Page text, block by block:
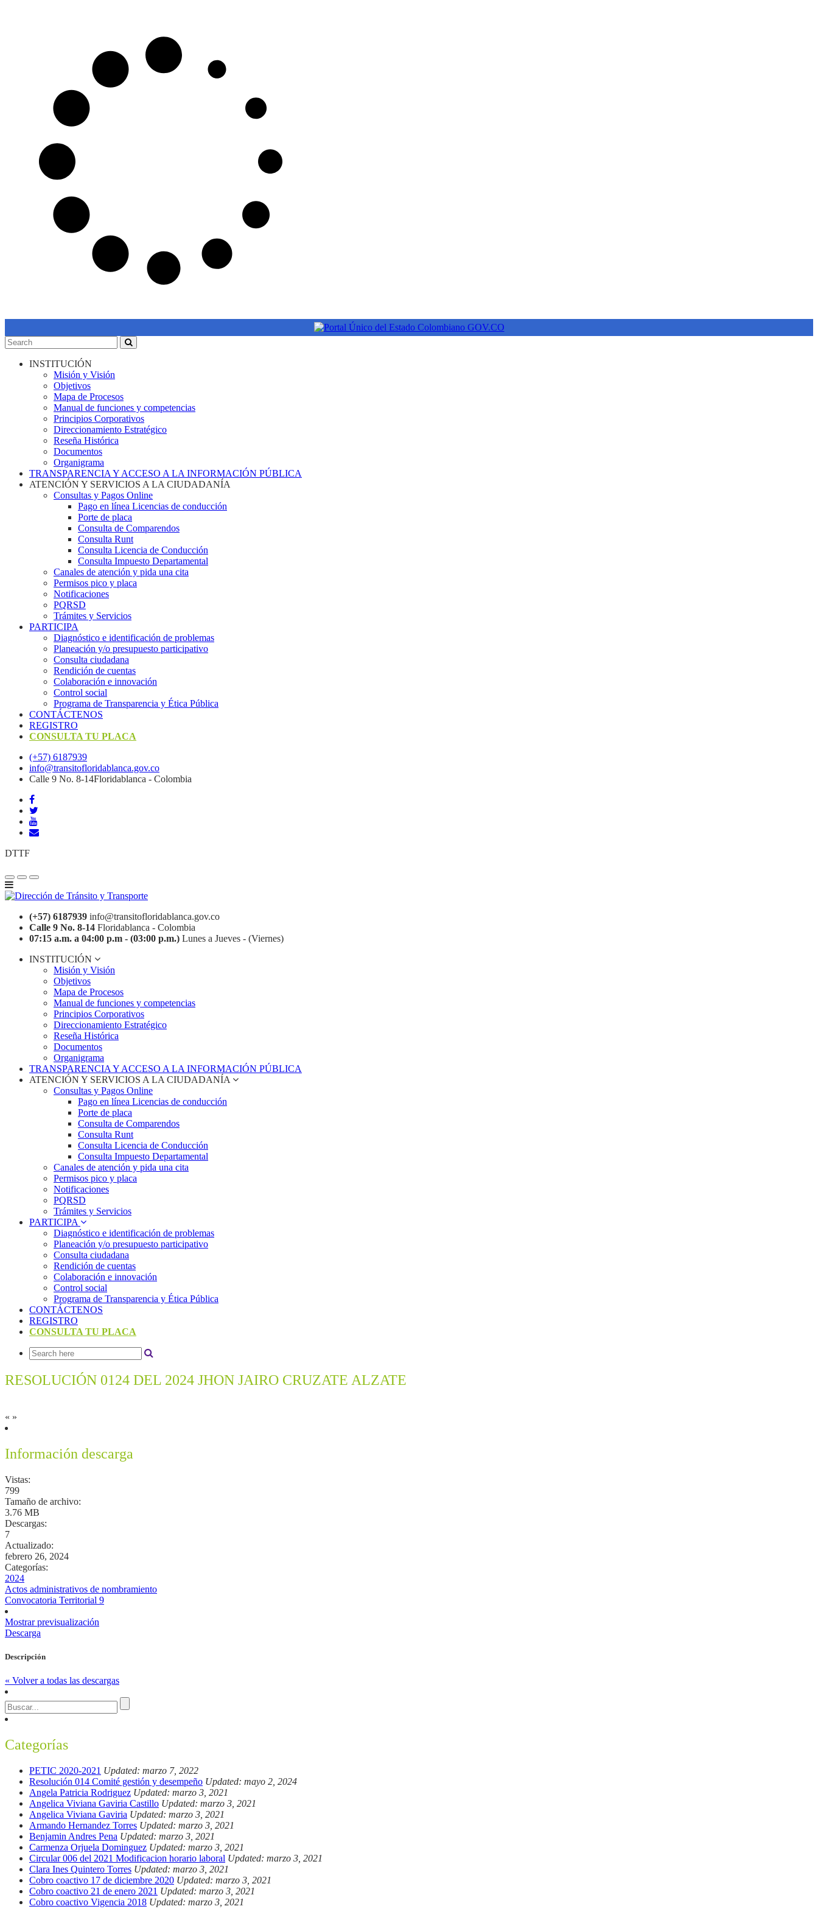
INSTITUCIÓN
Misión y Visión
Objetivos
Mapa de Procesos
Manual de funciones y competencias
Principios Corporativos
Direccionamiento Estratégico
Reseña Histórica
Documentos
Organigrama
TRANSPARENCIA Y ACCESO A LA INFORMACIÓN PÚBLICA
ATENCIÓN Y SERVICIOS A LA CIUDADANÍA
Consultas y Pagos Online
Pago en línea Licencias de conducción
Porte de placa
Consulta de Comparendos
Consulta Runt
Consulta Licencia de Conducción
Consulta Impuesto Departamental
Canales de atención y pida una cita
Permisos pico y placa
Notificaciones
PQRSD
Trámites y Servicios
PARTICIPA
Diagnóstico e identificación de problemas
Planeación y/o presupuesto participativo​
Consulta ciudadana
Rendición de cuentas
Colaboración e innovación
Control social
Programa de Transparencia y Ética Pública
CONTÁCTENOS
REGISTRO
CONSULTA TU PLACA
(+57) 6187939
info@transitofloridablanca.gov.co
Calle 9 No. 8-14Floridablanca - Colombia
DTTF
(+57) 6187939 info@transitofloridablanca.gov.co
Calle 9 No. 8-14 Floridablanca - Colombia
07:15 a.m. a 04:00 p.m - (03:00 p.m.) Lunes a Jueves - (Viernes)
INSTITUCIÓN
Misión y Visión
Objetivos
Mapa de Procesos
Manual de funciones y competencias
Principios Corporativos
Direccionamiento Estratégico
Reseña Histórica
Documentos
Organigrama
TRANSPARENCIA Y ACCESO A LA INFORMACIÓN PÚBLICA
ATENCIÓN Y SERVICIOS A LA CIUDADANÍA
Consultas y Pagos Online
Pago en línea Licencias de conducción
Porte de placa
Consulta de Comparendos
Consulta Runt
Consulta Licencia de Conducción
Consulta Impuesto Departamental
Canales de atención y pida una cita
Permisos pico y placa
Notificaciones
PQRSD
Trámites y Servicios
PARTICIPA
Diagnóstico e identificación de problemas
Planeación y/o presupuesto participativo​
Consulta ciudadana
Rendición de cuentas
Colaboración e innovación
Control social
Programa de Transparencia y Ética Pública
CONTÁCTENOS
REGISTRO
CONSULTA TU PLACA
RESOLUCIÓN 0124 DEL 2024 JHON JAIRO CRUZATE ALZATE
« »
Información descarga
Vistas:
799
Tamaño de archivo:
3.76 MB
Descargas:
7
Actualizado:
febrero 26, 2024
Categorías:
2024
Actos administrativos de nombramiento
Convocatoria Territorial 9
Mostrar previsualización
Descarga
Descripción
« Volver a todas las descargas
Categorías
PETIC 2020-2021 Updated: marzo 7, 2022
Resolución 014 Comité gestión y desempeño Updated: mayo 2, 2024
Angela Patricia Rodriguez Updated: marzo 3, 2021
Angelica Viviana Gaviria Castillo Updated: marzo 3, 2021
Angelica Viviana Gaviria Updated: marzo 3, 2021
Armando Hernandez Torres Updated: marzo 3, 2021
Benjamin Andres Pena Updated: marzo 3, 2021
Carmenza Orjuela Dominguez Updated: marzo 3, 2021
Circular 006 del 2021 Modificacion horario laboral Updated: marzo 3, 2021
Clara Ines Quintero Torres Updated: marzo 3, 2021
Cobro coactivo 17 de diciembre 2020 Updated: marzo 3, 2021
Cobro coactivo 21 de enero 2021 Updated: marzo 3, 2021
Cobro coactivo Vigencia 2018 Updated: marzo 3, 2021